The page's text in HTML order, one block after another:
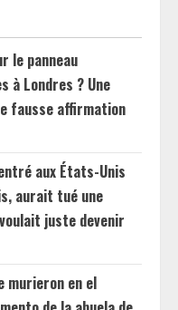
le panneau
à Londres ? Une
fausse affirmation
aux États-Unis
aurait tué une
juste devenir
murieron en el